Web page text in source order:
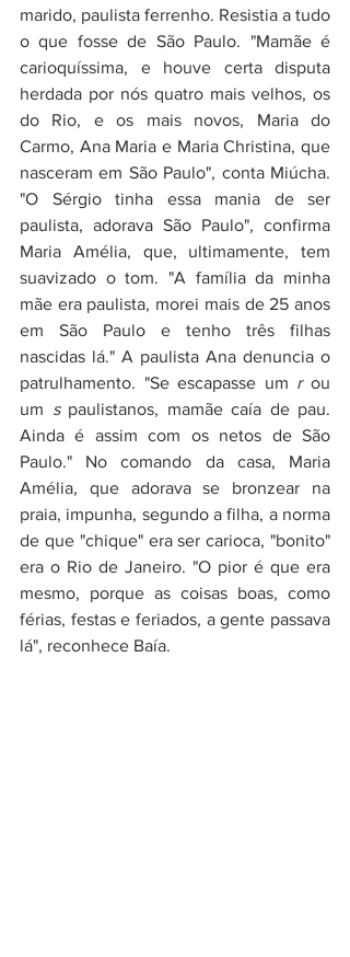
marido, paulista ferrenho. Resistia a tudo
o que fosse de São Paulo. "Mamãe é
carioquíssima, e houve certa disputa
herdada por nós quatro mais velhos, os
do Rio, e os mais novos, Maria do
Carmo, Ana Maria e Maria Christina, que
nasceram em São Paulo", conta Miúcha.
"O Sérgio tinha essa mania de ser
paulista, adorava São Paulo", confirma
Maria Amélia, que, ultimamente, tem
suavizado o tom. "A família da minha
mãe era paulista, morei mais de 25 anos
em São Paulo e tenho três filhas
nascidas lá." A paulista Ana denuncia o
patrulhamento. "Se escapasse um r ou
um s paulistanos, mamãe caía de pau.
Ainda é assim com os netos de São
Paulo." No comando da casa, Maria
Amélia, que adorava se bronzear na
praia, impunha, segundo a filha, a norma
de que "chique" era ser carioca, "bonito"
era o Rio de Janeiro. "O pior é que era
mesmo, porque as coisas boas, como
férias, festas e feriados, a gente passava
lá", reconhece Baía.